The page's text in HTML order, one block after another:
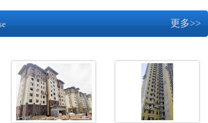
更多>>